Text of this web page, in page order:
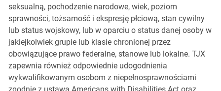
seksualną, pochodzenie narodowe, wiek, poziom
sprawności, tożsamość i ekspresję płciową, stan cywilny
lub status wojskowy, lub w oparciu o status danej osoby w
jakiejkolwiek grupie lub klasie chronionej przez
obowiązujące prawo federalne, stanowe lub lokalne. TJX
zapewnia również odpowiednie udogodnienia
wykwalifikowanym osobom z niepełnosprawnościami
zgodnie z ustawą Americans with Disabilities Act oraz